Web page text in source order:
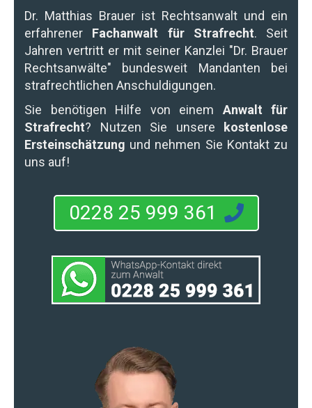
Dr. Matthias Brauer ist Rechtsanwalt und ein
erfahrener Fachanwalt für Strafrecht. Seit
Jahren vertritt er mit seiner Kanzlei "Dr. Brauer
Rechtsanwälte" bundesweit Mandanten bei
strafrechtlichen Anschuldigungen.
Sie benötigen Hilfe von einem Anwalt für
Strafrecht? Nutzen Sie unsere kostenlose
Ersteinschätzung und nehmen Sie Kontakt zu
uns auf!
0228 25 999 361